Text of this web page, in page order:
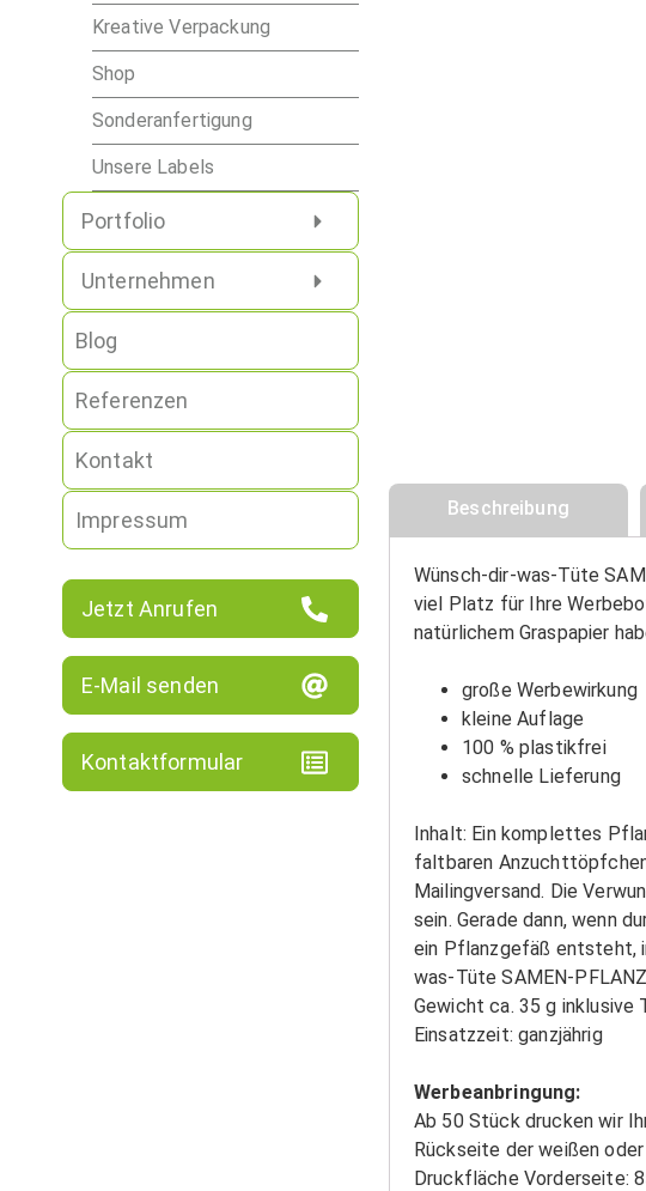
Kreative Verpackung
Shop
Sonderanfertigung
Unsere Labels
Portfolio
Unternehmen
Blog
Referenzen
Kontakt
Impressum
Jetzt Anrufen
E-Mail senden
Kontaktformular
Beschreibung
Wünsch-dir-was-Tüte
viel Platz für Ihre
natürlichem Graspapier
große Werbewirkung
kleine Auflage
100 % plastikfrei
schnelle Lieferung
Inhalt: Ein komplettes
faltbaren
Mailingversand. Die
sein. Gerade dann, wenn
ein Pflanzgefäß entsteht,
was-Tüte SAMEN-
Gewicht ca. 35 g inklusive
Einsatzzeit: ganzjährig
Werbeanbringung:
Ab 50 Stück drucken wir
Rückseite der weißen
Druckfläche Vorderseite: